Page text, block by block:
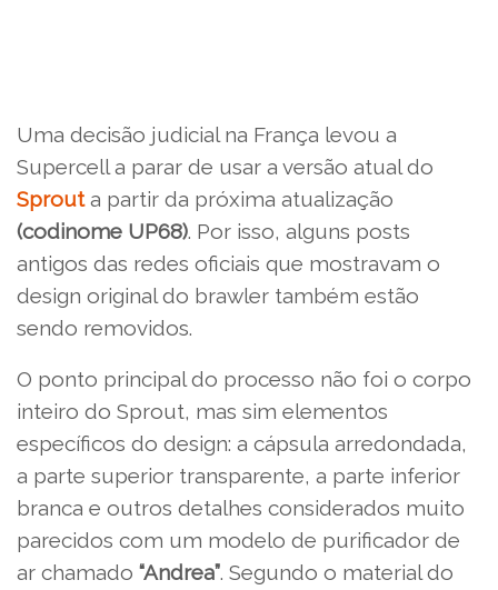
Uma decisão judicial na França levou a
Supercell a parar de usar a versão atual do
Sprouta partir da próxima atualização
(codinome UP68). Por isso, alguns posts
antigos das redes oficiais que mostravam o
design original do brawler também estão
sendo removidos.
O ponto principal do processo não foi o corpo
inteiro do Sprout, mas sim elementos
específicos do design: a cápsula arredondada,
a parte superior transparente, a parte inferior
branca e outros detalhes considerados muito
parecidos com um modelo de purificador de
ar chamado “Andrea”. Segundo o material do